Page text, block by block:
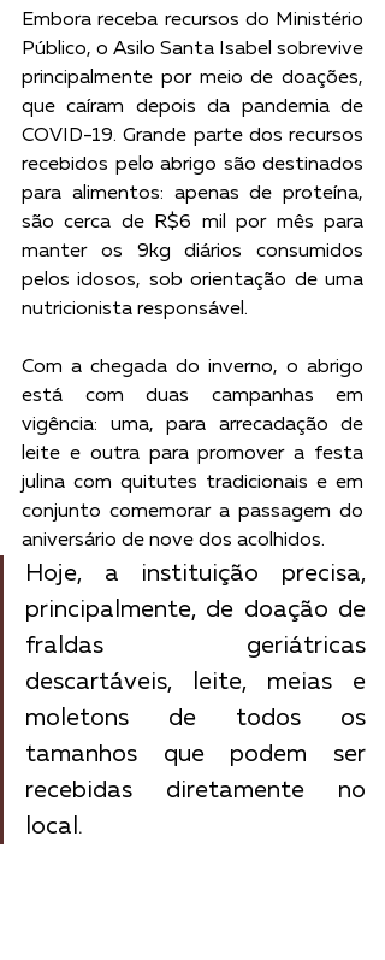
Embora receba recursos do Ministério
Público, o Asilo Santa Isabel sobrevive
principalmente por meio de doações,
que caíram depois da pandemia de
COVID-19. Grande parte dos recursos
recebidos pelo abrigo são destinados
para alimentos: apenas de proteína,
são cerca de R$6 mil por mês para
manter os 9kg diários consumidos
pelos idosos, sob orientação de uma
nutricionista responsável.
Com a chegada do inverno, o abrigo
está com duas campanhas em
vigência: uma, para arrecadação de
leite e outra para promover a festa
julina com quitutes tradicionais e em
conjunto comemorar a passagem do
aniversário de nove dos acolhidos.
Hoje, a instituição precisa,
principalmente, de doação de
fraldas geriátricas
descartáveis, leite, meias e
moletons de todos os
tamanhos que podem ser
recebidas diretamente no
local.